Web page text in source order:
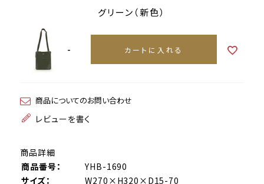
グリーン（新色）
- カートに入れる
商品についてのお問い合わせ
レビューを書く
商品詳細
商品番号：
YHB-1690
サイズ：
W270×H320×D15-70